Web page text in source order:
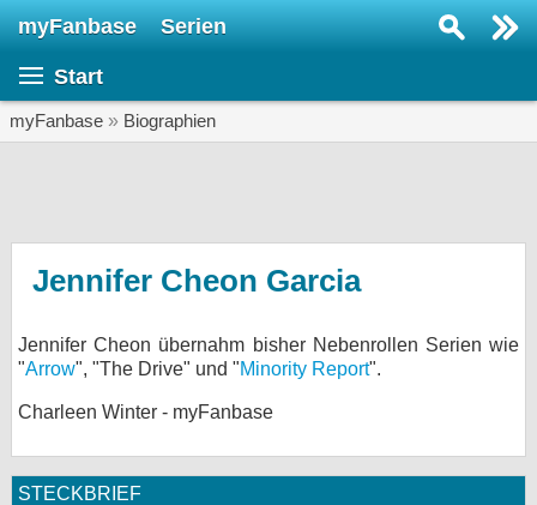
myFanbase Serien
Start
myFanbase » Biographien
Jennifer Cheon Garcia
Jennifer Cheon übernahm bisher Nebenrollen Serien wie
"Arrow", "The Drive" und "Minority Report".
Charleen Winter - myFanbase
STECKBRIEF
KULTUR